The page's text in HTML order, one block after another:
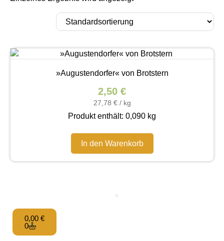
»Augustendorfer« von Brotstern
2,50 €
27,78 €/ kg
Produkt enthält: 0,090 kg
In den Warenkorb
0,00 €
0